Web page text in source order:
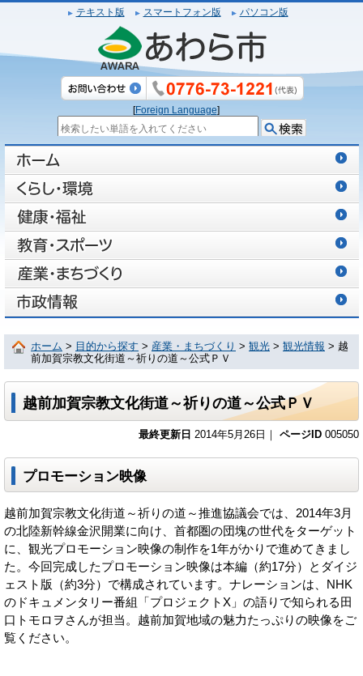
テキスト版 スマートフォン版 パソコン版
[Foreign Language]
ホーム > 目的から探す > 産業・まちづくり > 観光 > 観光情報 > 越
前加賀宗教文化街道～祈りの道～公式ＰＶ
越前加賀宗教文化街道～祈りの道～公式ＰＶ
最終更新日 2014年5月26日｜ ページID 005050
プロモーション映像
越前加賀宗教文化街道～祈りの道～推進協議会では、2014年3月
の北陸新幹線金沢開業に向け、首都圏の団塊の世代をターゲット
に、観光プロモーション映像の制作を1年がかりで進めてきまし
た。今回完成したプロモーション映像は本編（約17分）とダイジ
ェスト版（約3分）で構成されています。ナレーションは、NHK
のドキュメンタリー番組「プロジェクトX」の語りで知られる田
口トモロヲさんが担当。越前加賀地域の魅力たっぷりの映像をご
覧ください。